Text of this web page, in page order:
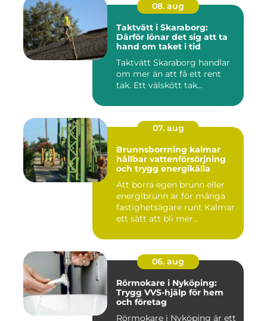
08. aug
Taktvätt i Skaraborg:
Därför lönar det sig att ta
hand om taket i tid
Taktvätt Skaraborg handlar
om mer än att få ett rent
tak. Ett välskött tak...
07. aug
Brunnsborrning kalmar
hållbar vattenförsörjning
och trygg energikälla
Att borra egen brunn eller
energibrunn är för många
fastighetsägare runt Kalmar
ett sätt att bli mer...
06. aug
Rörmokare i Nyköping:
Trygg VVS-hjälp för hem
och företag
Rörmokare i Nyköping är ett